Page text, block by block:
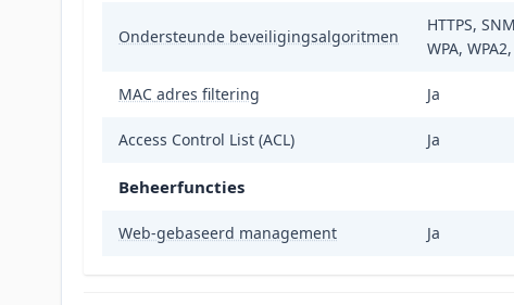
Ondersteunde beveiligingsalgoritmen
HTTPS,
WPA,
MAC adres filtering Ja
Access Control List (ACL) Ja
Beheerfuncties
Web-gebaseerd management Ja